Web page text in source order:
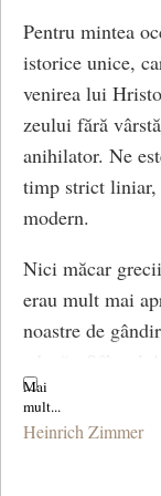
Pentru mintea
istorice unice,
venirea lui
zeului fără
anihilator. Ne
timp strict liniar,
modern.
Nici măcar
erau mult mai
noastre de
conceput
(Mituri și
Heinrich Zimmer